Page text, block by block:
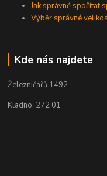
Jak správně spočítat
Výběr správné
Kde nás najdete
Železničářů 1492
Kladno, 272 01